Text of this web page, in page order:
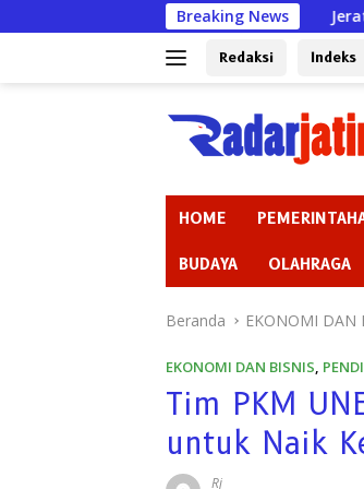
ke
Breaking News
Jerat Warga bak Rentenir
Redaksi Indeks
HOME
BUDAYA OLAHRAGA
Beranda EKONOMI DAN
EKONOMI DAN BISNIS,
Tim PKM
untuk Naik
Rj